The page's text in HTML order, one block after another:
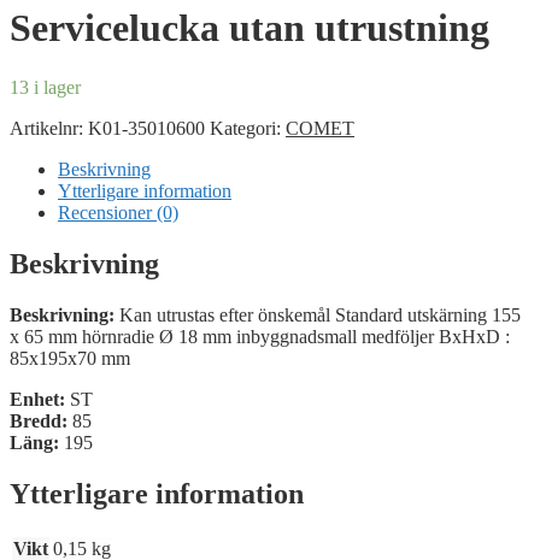
Servicelucka utan utrustning
13 i lager
Artikelnr: K01-35010600 Kategori: COMET
Beskrivning
Ytterligare information
Recensioner (0)
Beskrivning
Beskrivning: Kan utrustas efter önskemål Standard utskärning 155
x 65 mm hörnradie Ø 18 mm inbyggnadsmall medföljer BxHxD :
85x195x70 mm
Enhet: ST
Bredd: 85
Läng: 195
Ytterligare information
Vikt 0,15 kg